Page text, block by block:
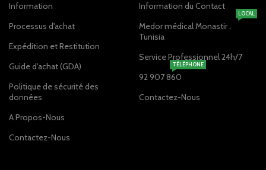
Information
Processus d'achat
Expédition et Restitution
Guide d'achat (GDA)
Politique de sécurité des
données
A Propos-Nous
Contactez-Nous
Information du Contact
Medor médical Monastir ,
Tunisia
LOCAL
Service Professionnel 24h/7
92 907 860
TÉLÉPHONE
Contactez-Nous